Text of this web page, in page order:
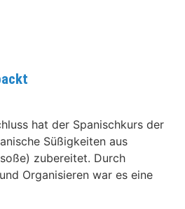
hat der Spanischkurs der
Süßigkeiten aus
zubereitet. Durch
Organisieren war es eine